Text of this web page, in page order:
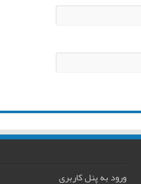
ورود به پنل کاربری